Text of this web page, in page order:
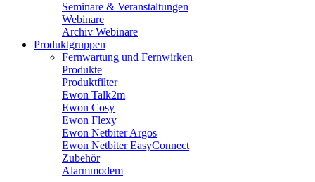
Seminare & Veranstaltungen
Webinare
Archiv Webinare
Produktgruppen
Fernwartung und Fernwirken
Produkte
Produktfilter
Ewon Talk2m
Ewon Cosy
Ewon Flexy
Ewon Netbiter Argos
Ewon Netbiter EasyConnect
Zubehör
Alarmmodem